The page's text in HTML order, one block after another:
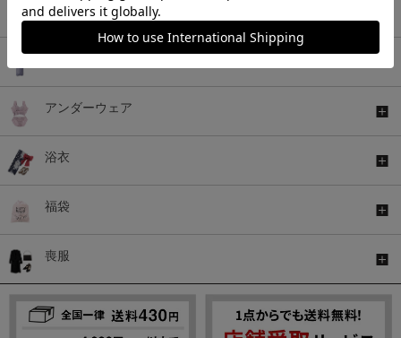
シューズ
ファッショングッズ
アンダーウェア
浴衣
福袋
喪服